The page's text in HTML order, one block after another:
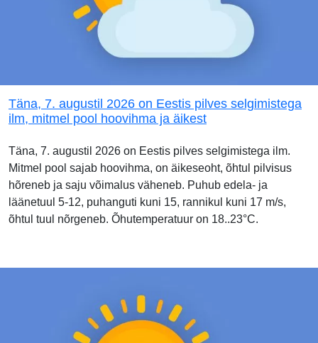
Täna, 7. augustil 2026 on Eestis pilves selgimistega
ilm, mitmel pool hoovihma ja äikest
Täna, 7. augustil 2026 on Eestis pilves selgimistega ilm.
Mitmel pool sajab hoovihma, on äikeseoht, õhtul pilvisus
hõreneb ja saju võimalus väheneb. Puhub edela- ja
läänetuul 5-12, puhanguti kuni 15, rannikul kuni 17 m/s,
õhtul tuul nõrgeneb. Õhutemperatuur on 18..23°C.